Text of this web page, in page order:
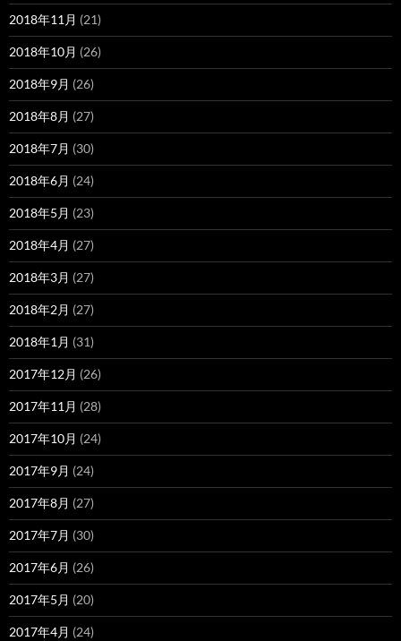
2018年11月 (21)
2018年10月 (26)
2018年9月 (26)
2018年8月 (27)
2018年7月 (30)
2018年6月 (24)
2018年5月 (23)
2018年4月 (27)
2018年3月 (27)
2018年2月 (27)
2018年1月 (31)
2017年12月 (26)
2017年11月 (28)
2017年10月 (24)
2017年9月 (24)
2017年8月 (27)
2017年7月 (30)
2017年6月 (26)
2017年5月 (20)
2017年4月 (24)